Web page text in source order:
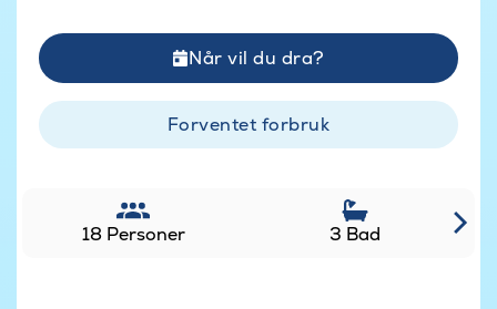
Når vil du dra?
Forventet forbruk
18 Personer 3 Bad